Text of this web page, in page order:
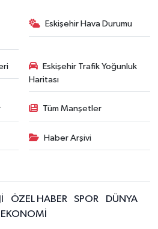
Eskişehir Hava Durumu
Eskişehir Trafik Yoğunluk
Haritası
Tüm Manşetler
Haber Arşivi
ÖZEL HABER SPOR
DÜNYA
EKONOMİ